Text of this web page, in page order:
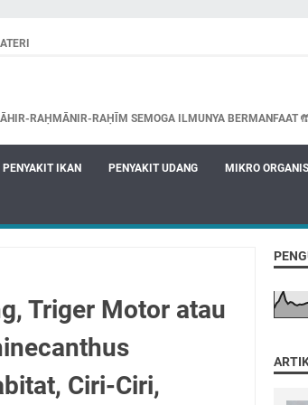
RAḤMĀNIR-RAḤĪM SEMOGA ILMUNYA BERMANFAAT
PENYAKIT IKAN PENYAKIT UDANG MIKRO
Triger Motor atau
Ciri-Ciri,